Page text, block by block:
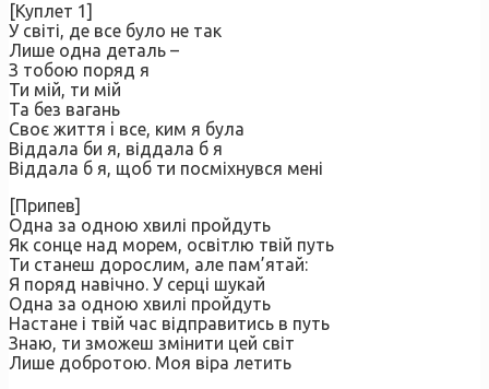
[Куплет 1]
У світі, де все було не так
Лише одна деталь –
З тобою поряд я
Ти мій, ти мій
Та без вагань
Своє життя i все, ким я була
Віддала би я, віддала б я
Віддала б я, щоб ти посміхнувся мені
[Припев]
Одна за одною хвилі пройдуть
Як сонце над морем, освітлю твій путь
Ти станеш дорослим, але пам’ятай:
Я поряд навічно. У серці шукай
Одна за одною хвилі пройдуть
Настане і твій час відправитись в путь
Знаю, ти зможеш змінити цей світ
Лише добротою. Моя віра летить